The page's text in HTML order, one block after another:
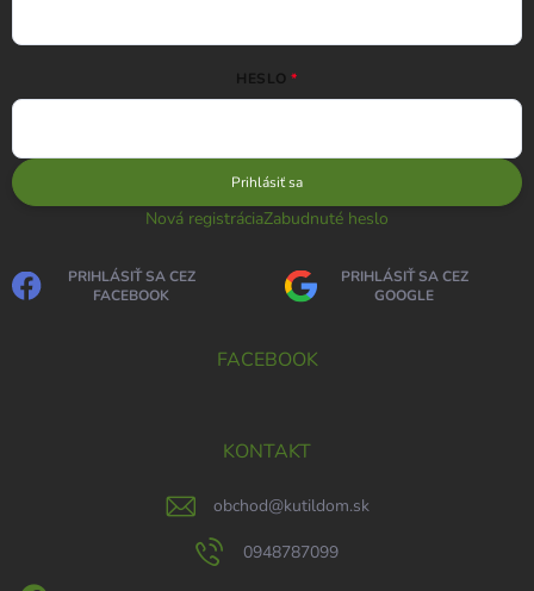
HESLO
Prihlásiť sa
Nová registráciaZabudnuté heslo
PRIHLÁSIŤ SA CEZ
FACEBOOK
PRIHLÁSIŤ SA CEZ
GOOGLE
FACEBOOK
KONTAKT
obchod@kutildom.sk
0948787099